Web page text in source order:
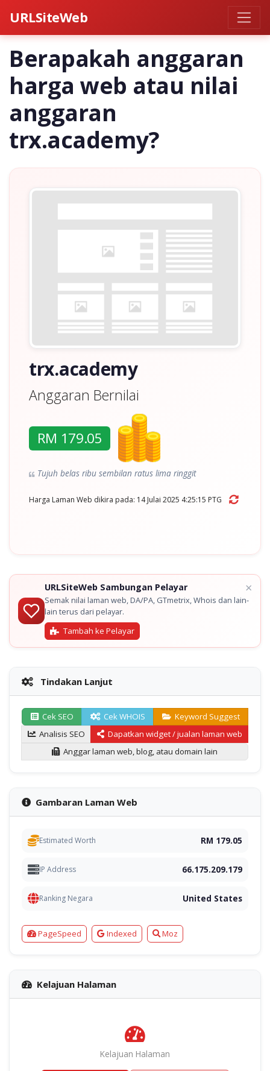
URLSiteWeb
Berapakah anggaran
harga web atau nilai
anggaran
trx.academy?
trx.academy
Anggaran Bernilai
RM 179.05
Tujuh belas ribu sembilan ratus lima ringgit
Harga Laman Web dikira pada: 14 Julai 2025 4:25:15 PTG
URLSiteWeb Sambungan Pelayar
Semak nilai laman web, DA/PA, GTmetrix, Whois dan lain-
lain terus dari pelayar.
Tambah ke Pelayar
×
Tindakan Lanjut
Cek SEO Cek WHOIS
Keyword Suggest
Analisis SEO
Dapatkan widget / jualan laman web
Anggar laman web, blog, atau domain lain
Gambaran Laman Web
Estimated Worth RM 179.05
IP Address 66.175.209.179
Ranking Negara United States
PageSpeed Indexed Moz
Kelajuan Halaman
Kelajuan Halaman